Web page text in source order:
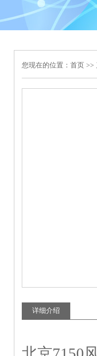
您现在的位置： 首页 >>
详细介绍